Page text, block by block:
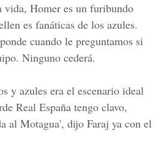
vida, Homer es un furibundo
es fanáticas de los azules.
cuando le preguntamos si
Ninguno cederá.
y azules era el escenario ideal
Real España tengo clavo,
al Motagua', dijo Faraj ya con el